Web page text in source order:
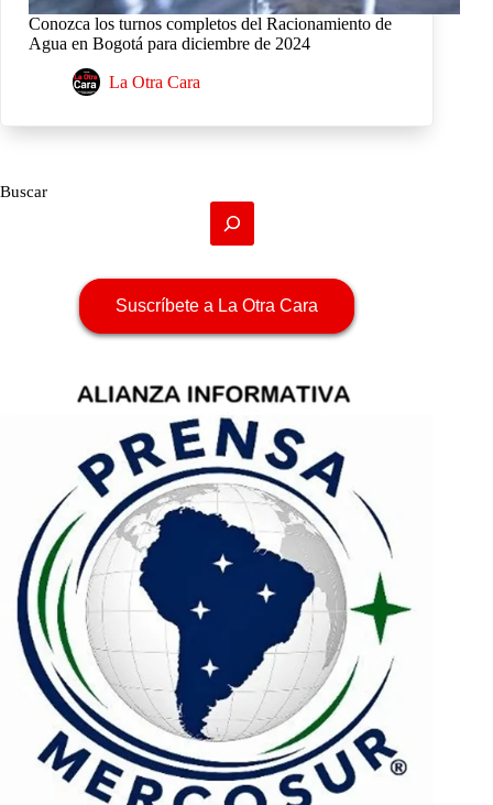
Conozca los turnos completos del Racionamiento de
Agua en Bogotá para diciembre de 2024
La Otra Cara
Buscar
Suscríbete a La Otra Cara